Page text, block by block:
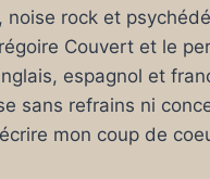
rock et
Couvert et le
espagnol et
sans refrains ni
mon coup de